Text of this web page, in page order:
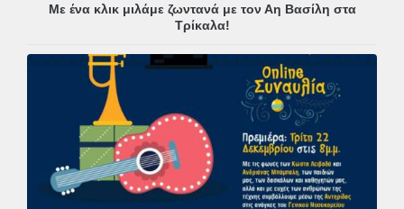
Με ένα κλικ μιλάμε ζωντανά με τον Αη Βασίλη στα
Τρίκαλα!